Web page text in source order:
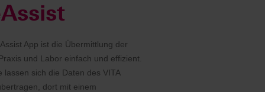
App ist die Übermittlung der
und Labor einfach und effizient.
sich die Daten des VITA
dort mit einem